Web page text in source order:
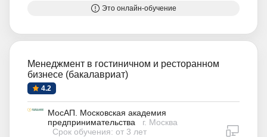
Это онлайн-обучение
Менеджмент в гостиничном и ресторанном
бизнесе (бакалавриат)
4.2
МосАП. Московская академия
предпринимательства
г. Москва
Срок обучения: от 3 лет